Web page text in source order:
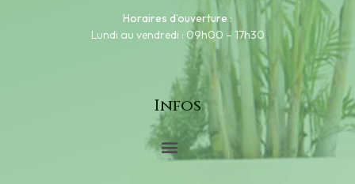
Horaires d’ouverture:
Lundi au vendredi : 09h00 – 17h30
Infos